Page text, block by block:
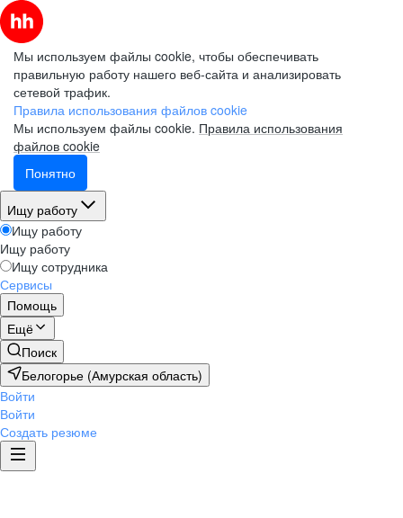
Мы используем файлы cookie, чтобы обеспечивать
правильную работу нашего веб-сайта и анализировать
сетевой трафик.
Правила использования файлов cookie
Мы используем файлы cookie. Правила использования
файлов cookie
Понятно
Ищу работу
Ищу работу
Ищу работу
Ищу сотрудника
Сервисы
Помощь
Ещё
Поиск
Белогорье (Амурская область)
Войти
Войти
Создать резюме